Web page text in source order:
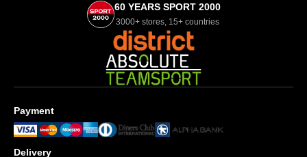
60 YEARS SPORT 2000
3000+ stores, 15+ countries
Payment
Delivery